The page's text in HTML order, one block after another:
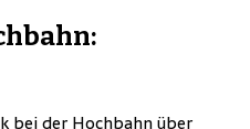
bei der Hochbahn über